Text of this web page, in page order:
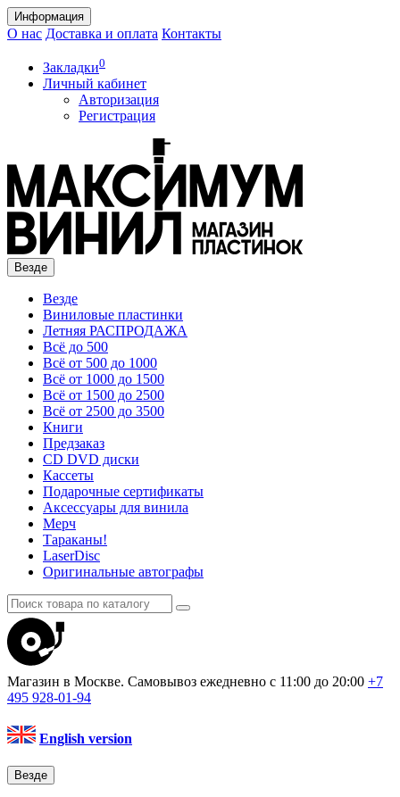
Информация
О нас Доставка и оплата Контакты
Закладки0
Личный кабинет
Авторизация
Регистрация
Везде
Везде
Виниловые пластинки
Летняя РАСПРОДАЖА
Всё до 500
Всё от 500 до 1000
Всё от 1000 до 1500
Всё от 1500 до 2500
Всё от 2500 до 3500
Книги
Предзаказ
CD DVD диски
Кассеты
Подарочные сертификаты
Аксессуары для винила
Мерч
Тараканы!
LaserDisc
Оригинальные автографы
Магазин в Москве. Самовывоз ежедневно с 11:00 до 20:00 +7
495 928-01-94
English version
Везде